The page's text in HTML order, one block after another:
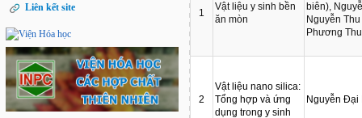
Liên kết site 1
Vật liệu y sinh bền
ăn mòn
biên),
Nguyễn
Phương Thu
2
Vật liệu nano silica:
Tổng hợp và ứng
dụng trong y sinh
Nguyễn Đại